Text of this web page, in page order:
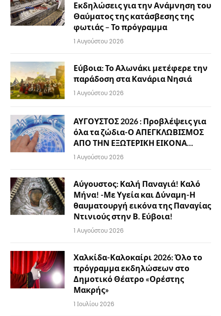
Εκδηλώσεις για την Ανάμνηση του
Θαύματος της κατάσβεσης της
φωτιάς – Το πρόγραμμα
1 Αυγούστου 2026
Εύβοια: Το Αλωνάκι μετέφερε την
παράδοση στα Κανάρια Νησιά
1 Αυγούστου 2026
ΑΥΓΟΥΣΤΟΣ 2026 : Προβλέψεις για
όλα τα ζώδια-Ο ΑΠΕΓΚΛΩΒΙΣΜΟΣ
ΑΠΟ ΤΗΝ ΕΞΩΤΕΡΙΚΗ ΕΙΚΟΝΑ…
1 Αυγούστου 2026
Αύγουστος: Καλή Παναγιά! Καλό
Μήνα! -Με Υγεία και Δύναμη-Η
θαυματουργή εικόνα της Παναγίας
Ντινιούς στην Β. Εύβοια!
1 Αυγούστου 2026
Χαλκίδα-Καλοκαίρι 2026: Όλο το
πρόγραμμα εκδηλώσεων στο
Δημοτικό Θέατρο «Ορέστης
Μακρής»
1 Ιουλίου 2026